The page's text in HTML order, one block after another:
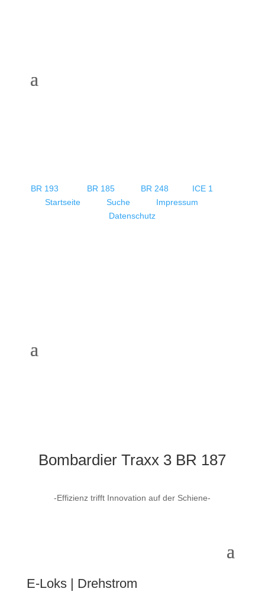
BR 193 BR 185 BR 248
ICE 1
Startseite
Suche
Impressum
Datenschutz
Bombardier Traxx 3 BR 187
-Effizienz trifft Innovation auf der Schiene-
E-Loks| Drehstrom